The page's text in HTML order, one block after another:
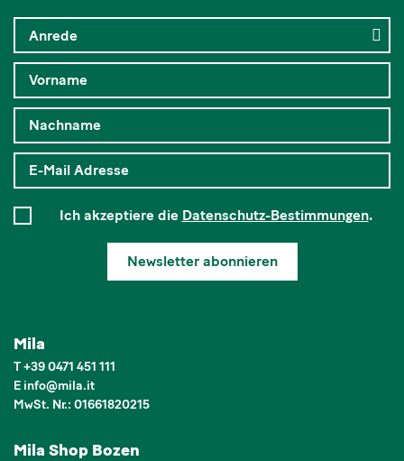
Ich akzeptiere die Datenschutz-Bestimmungen.
Newsletter abonnieren
Mila
T+39 0471 451 111
E info@mila.it
MwSt. Nr.: 01661820215
Mila Shop Bozen